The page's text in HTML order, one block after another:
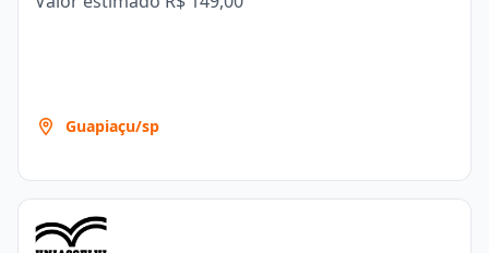
Guapiaçu/sp